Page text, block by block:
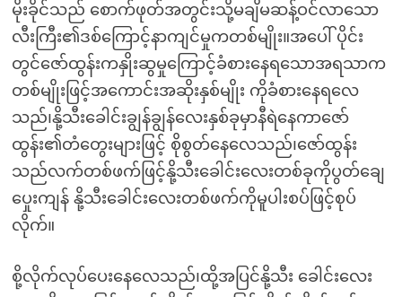
မိုးခိုင်သည် စောက်ဖုတ်အတွင်းသို့မချိမဆန့်ဝင်လာသော
လီးကြီး၏ဒစ်ကြောင့်နာကျင်မှုကတစ်မျိုး။အပေါ် ပိုင်း
တွင်ဇော်ထွန်းကနှိုးဆွမှုကြောင့်ခံစားနေရသောအရသာက
တစ်မျိုးဖြင့်အကောင်းအဆိုးနှစ်မျိုး ကိုခံစားနေရလေ
သည်၊နို့သီးခေါင်းချွန်ချွန်လေးနှစ်ခုမှာနီရဲနေကာဇော်
ထွန်း၏တံတွေးများဖြင့် စိုစွတ်နေလေသည်၊ဇော်ထွန်း
သည်လက်တစ်ဖက်ဖြင့်နို့သီးခေါင်းလေးတစ်ခုကိုပွတ်ချေ
ပှေုးကျန် နို့သီးခေါင်းလေးတစ်ဖက်ကိုမူပါးစပ်ဖြင့်စုပ်
လိုက်။
စို့လိုက်လုပ်ပေးနေလေသည်၊ထို့အပြင်နို့သီး ခေါင်းလေး